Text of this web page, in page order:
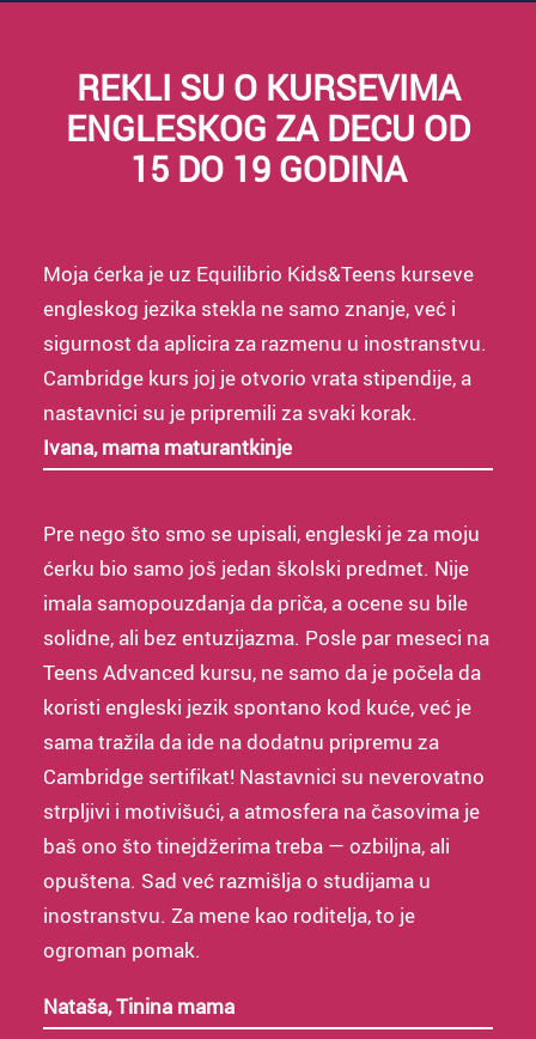
REKLI SU O KURSEVIMA
ENGLESKOG ZA DECU OD
15 DO 19 GODINA
Moja ćerka je uz Equilibrio Kids&Teens kurseve
engleskog jezika stekla ne samo znanje, već i
sigurnost da aplicira za razmenu u inostranstvu.
Cambridge kurs joj je otvorio vrata stipendije, a
nastavnici su je pripremili za svaki korak.
Ivana, mama maturantkinje
Pre nego što smo se upisali, engleski je za moju
ćerku bio samo još jedan školski predmet. Nije
imala samopouzdanja da priča, a ocene su bile
solidne, ali bez entuzijazma. Posle par meseci na
Teens Advanced kursu, ne samo da je počela da
koristi engleski jezik spontano kod kuće, već je
sama tražila da ide na dodatnu pripremu za
Cambridge sertifikat! Nastavnici su neverovatno
strpljivi i motivišući, a atmosfera na časovima je
baš ono što tinejdžerima treba — ozbiljna, ali
opuštena. Sad već razmišlja o studijama u
inostranstvu. Za mene kao roditelja, to je
ogroman pomak.
Nataša, Tinina mama